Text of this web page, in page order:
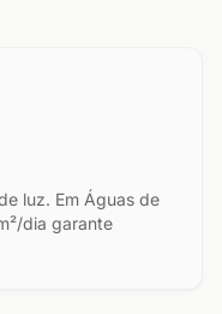
luz. Em Águas de
dia garante